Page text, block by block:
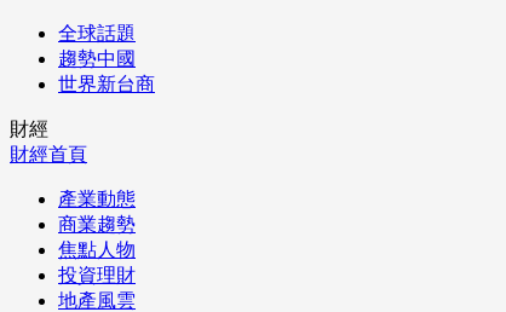
全球話題
趨勢中國
世界新台商
財經
財經首頁
產業動態
商業趨勢
焦點人物
投資理財
地產風雲